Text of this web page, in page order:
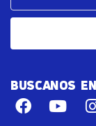
BUSCANOS